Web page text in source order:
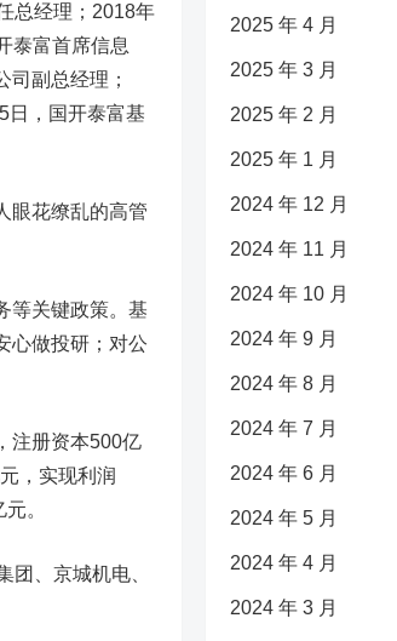
总经理；2018年
泰富首席信息
副总经理；
日，国开泰富基
花缭乱的高管
关键政策。基
心做投研；对公
注册资本500亿
，实现利润
。
、京城机电、
2025 年 4 月
2025 年 3 月
2025 年 2 月
2025 年 1 月
2024 年 12 月
2024 年 11 月
2024 年 10 月
2024 年 9 月
2024 年 8 月
2024 年 7 月
2024 年 6 月
2024 年 5 月
2024 年 4 月
2024 年 3 月